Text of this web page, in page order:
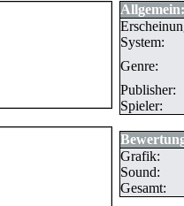
Allgemein:
System:
Genre:
Publisher:
Spieler:
Grafik:
Sound:
Gesamt: